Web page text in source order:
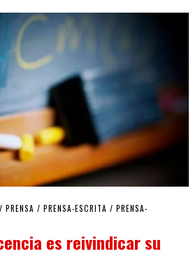
/ PRENSA / PRENSA-ESCRITA / PRENSA-
es reivindicar su